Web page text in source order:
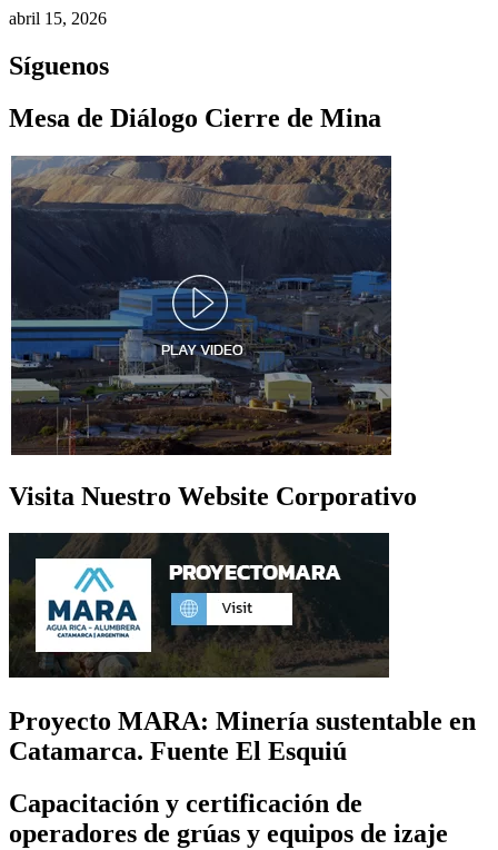
abril 15, 2026
Síguenos
Mesa de Diálogo Cierre de Mina
Visita Nuestro Website Corporativo
Proyecto MARA: Minería sustentable en
Catamarca. Fuente El Esquiú
Capacitación y certificación de
operadores de grúas y equipos de izaje